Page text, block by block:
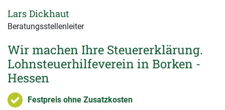
Wir machen Ihre Steuererklärung.
Lohnsteuerhilfeverein in Borken -
Hessen
Festpreis ohne Zusatzkosten
Lars Dickhaut
Beratungsstellenleiter